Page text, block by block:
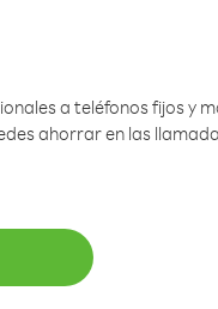
a teléfonos fijos y
ahorrar en las